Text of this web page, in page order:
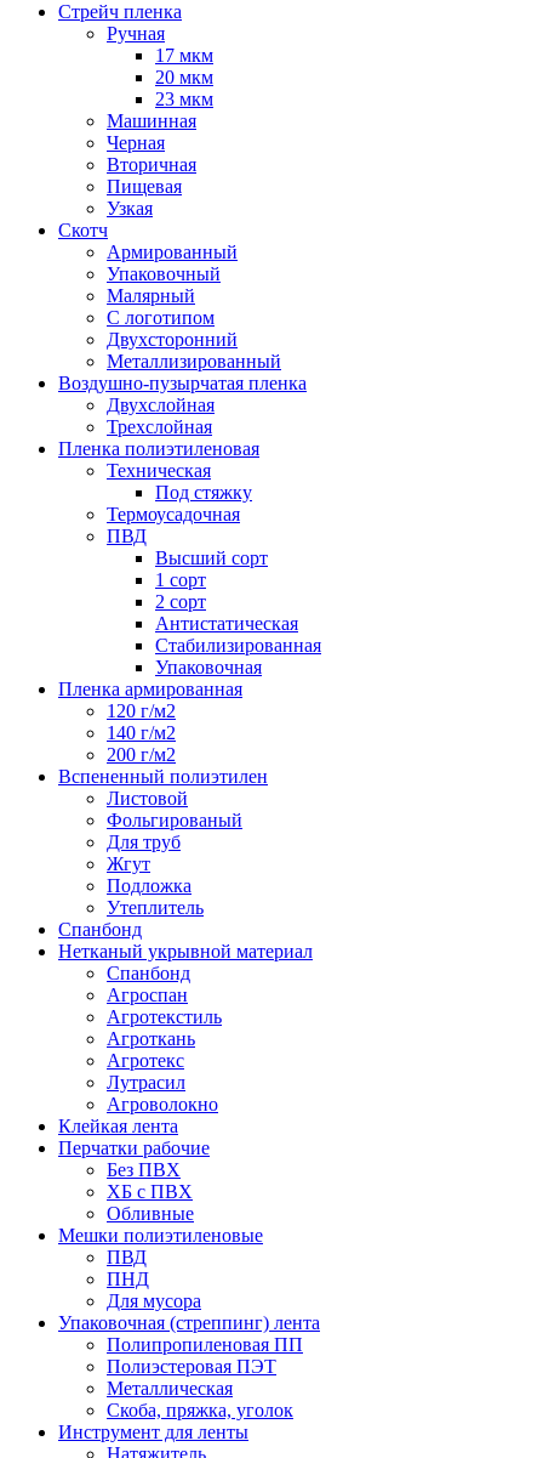
Стрейч пленка
Ручная
17 мкм
20 мкм
23 мкм
Машинная
Черная
Вторичная
Пищевая
Узкая
Скотч
Армированный
Упаковочный
Малярный
С логотипом
Двухсторонний
Металлизированный
Воздушно-пузырчатая пленка
Двухслойная
Трехслойная
Пленка полиэтиленовая
Техническая
Под стяжку
Термоусадочная
ПВД
Высший сорт
1 сорт
2 сорт
Антистатическая
Стабилизированная
Упаковочная
Пленка армированная
120 г/м2
140 г/м2
200 г/м2
Вспененный полиэтилен
Листовой
Фольгированый
Для труб
Жгут
Подложка
Утеплитель
Спанбонд
Нетканый укрывной материал
Спанбонд
Агроспан
Агротекстиль
Агроткань
Агротекс
Лутрасил
Агроволокно
Клейкая лента
Перчатки рабочие
Без ПВХ
ХБ с ПВХ
Обливные
Мешки полиэтиленовые
ПВД
ПНД
Для мусора
Упаковочная (стреппинг) лента
Полипропиленовая ПП
Полиэстеровая ПЭТ
Металлическая
Скоба, пряжка, уголок
Инструмент для ленты
Натяжитель